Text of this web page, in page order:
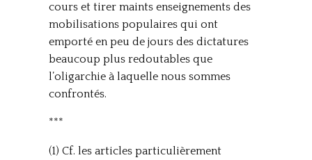
cours et tirer maints enseignements des
mobilisations populaires qui ont
emporté en peu de jours des dictatures
beaucoup plus redoutables que
l’oligarchie à laquelle nous sommes
confrontés.
***
(1) Cf. les articles particulièrement